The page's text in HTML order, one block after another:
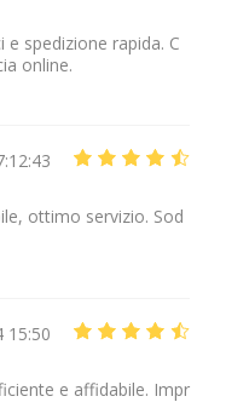
spedizione rapida. C
online.
ottimo servizio. Sod
15:50
e affidabile. Impr